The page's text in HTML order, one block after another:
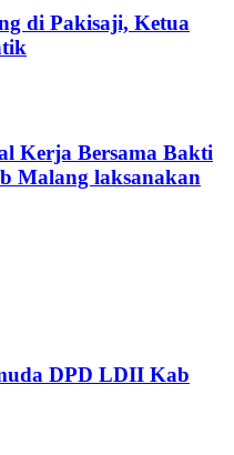
di Pakisaji, Ketua
Kerja Bersama Bakti
Malang laksanakan
DPD LDII Kab